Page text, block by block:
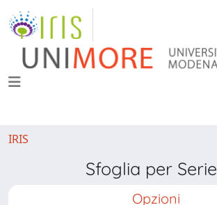
IRIS
Sfoglia per Serie
Opzioni